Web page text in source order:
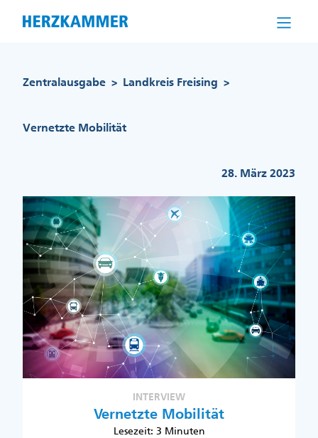
Zentralausgabe > Landkreis Freising >
Vernetzte Mobilität
28. März 2023
INTERVIEW
Vernetzte Mobilität
Lesezeit: 3 Minuten